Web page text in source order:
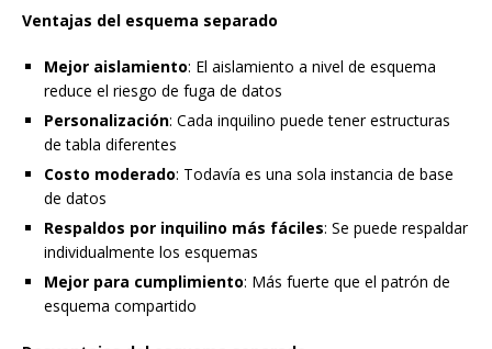
Ventajas del esquema separado
Mejor aislamiento: El aislamiento a nivel de esquema
reduce el riesgo de fuga de datos
Personalización: Cada inquilino puede tener estructuras
de tabla diferentes
Costo moderado: Todavía es una sola instancia de base
de datos
Respaldos por inquilino más fáciles: Se puede respaldar
individualmente los esquemas
Mejor para cumplimiento: Más fuerte que el patrón de
esquema compartido